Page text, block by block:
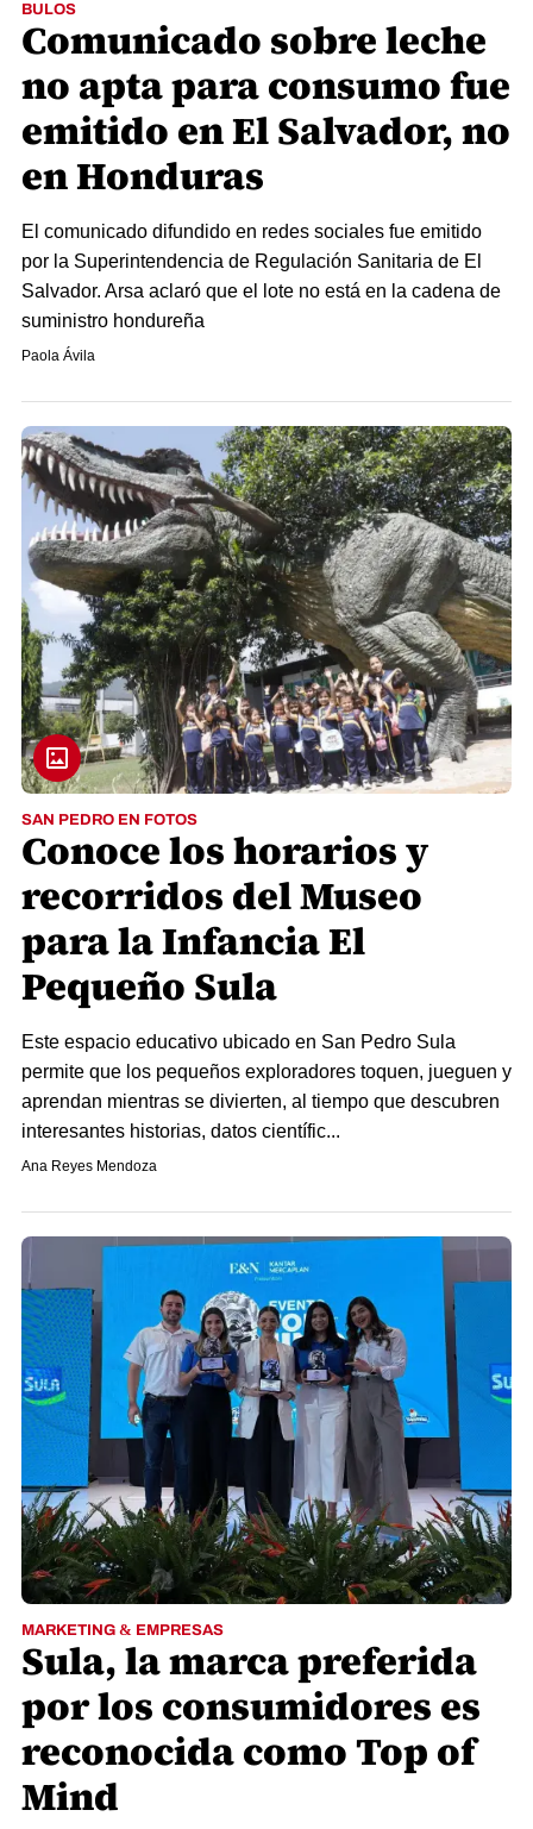
BULOS
Comunicado sobre leche
no apta para consumo fue
emitido en El Salvador, no
en Honduras
El comunicado difundido en redes sociales fue emitido
por la Superintendencia de Regulación Sanitaria de El
Salvador. Arsa aclaró que el lote no está en la cadena de
suministro hondureña
Paola Ávila
SAN PEDRO EN FOTOS
Conoce los horarios y
recorridos del Museo
para la Infancia El
Pequeño Sula
Este espacio educativo ubicado en San Pedro Sula
permite que los pequeños exploradores toquen, jueguen y
aprendan mientras se divierten, al tiempo que descubren
interesantes historias, datos científic...
Ana Reyes Mendoza
MARKETING & EMPRESAS
Sula, la marca preferida
por los consumidores es
reconocida como Top of
Mind